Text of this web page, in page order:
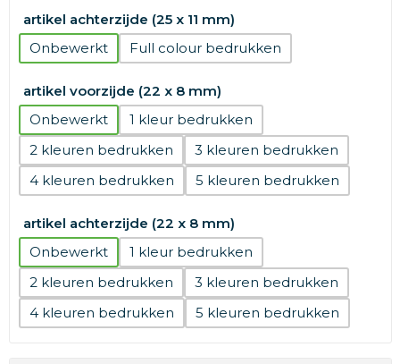
artikel achterzijde (25 x 11 mm)
Onbewerkt
Full colour
artikel voorzijde (22 x 8 mm)
Onbewerkt
1
2
3
4
5
artikel achterzijde (22 x 8 mm)
Onbewerkt
1
2
3
4
5